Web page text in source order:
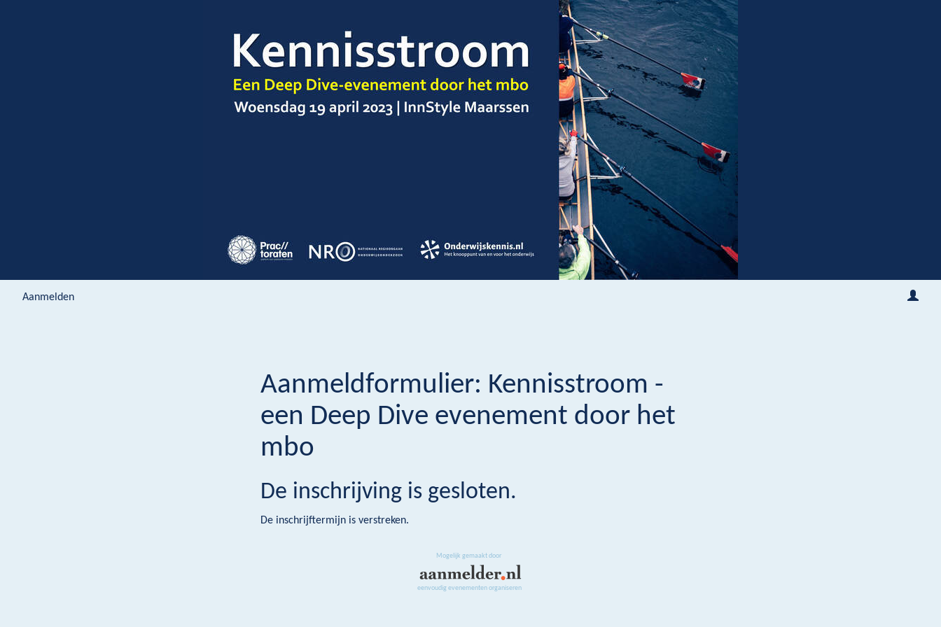
Aanmelden
Aanmeldformulier: Kennisstroom -
een Deep Dive evenement door het
mbo
De inschrijving is gesloten.
De inschrijftermijn is verstreken.
Mogelijk gemaakt door
eenvoudig evenementen organiseren